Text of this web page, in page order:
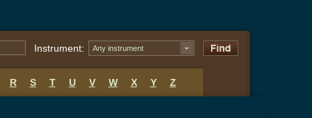
Instrument: Any instrument
R S T U V W X Y Z